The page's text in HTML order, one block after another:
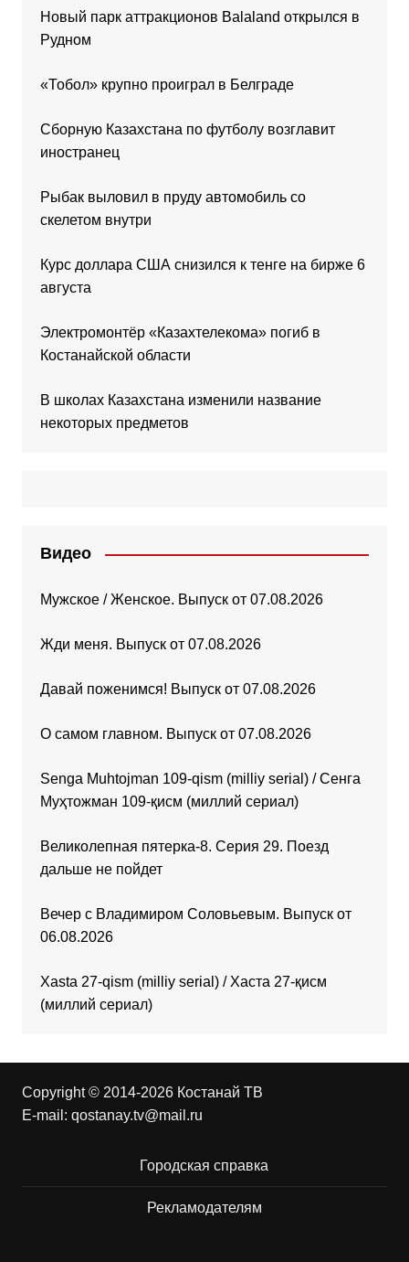
Новый парк аттракционов Balaland открылся в
Рудном
«Тобол» крупно проиграл в Белграде
Сборную Казахстана по футболу возглавит
иностранец
Рыбак выловил в пруду автомобиль со
скелетом внутри
Курс доллара США снизился к тенге на бирже 6
августа
Электромонтёр «Казахтелекома» погиб в
Костанайской области
В школах Казахстана изменили название
некоторых предметов
Видео
Мужское / Женское. Выпуск от 07.08.2026
Жди меня. Выпуск от 07.08.2026
Давай поженимся! Выпуск от 07.08.2026
О самом главном. Выпуск от 07.08.2026
Senga Muhtojman 109-qism (milliy serial) / Сенга
Муҳтожман 109-қисм (миллий сериал)
Великолепная пятерка-8. Серия 29. Поезд
дальше не пойдет
Вечер с Владимиром Соловьевым. Выпуск от
06.08.2026
Xasta 27-qism (milliy serial) / Хаста 27-қисм
(миллий сериал)
Copyright © 2014-2026 Костанай ТВ
E-mail: qostanay.tv@mail.ru
Городская справка
Рекламодателям